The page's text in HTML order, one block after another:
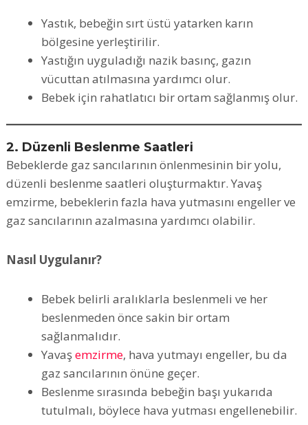
Yastık, bebeğin sırt üstü yatarken karın
bölgesine yerleştirilir.
Yastığın uyguladığı nazik basınç, gazın
vücuttan atılmasına yardımcı olur.
Bebek için rahatlatıcı bir ortam sağlanmış olur.
2. Düzenli Beslenme Saatleri
Bebeklerde gaz sancılarının önlenmesinin bir yolu,
düzenli beslenme saatleri oluşturmaktır. Yavaş
emzirme, bebeklerin fazla hava yutmasını engeller ve
gaz sancılarının azalmasına yardımcı olabilir.
Nasıl Uygulanır?
Bebek belirli aralıklarla beslenmeli ve her
beslenmeden önce sakin bir ortam
sağlanmalıdır.
Yavaşemzirme, hava yutmayı engeller, bu da
gaz sancılarının önüne geçer.
Beslenme sırasında bebeğin başı yukarıda
tutulmalı, böylece hava yutması engellenebilir.